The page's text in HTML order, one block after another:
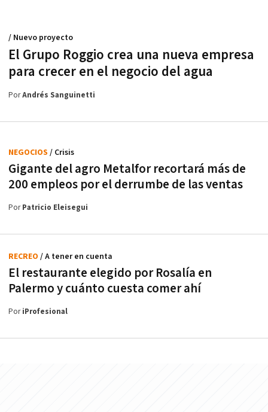
El Grupo Roggio crea una nueva empresa
para crecer en el negocio del agua
/ Nuevo proyecto
PorAndrés Sanguinetti
Gigante del agro Metalfor recortará más de
200 empleos por el derrumbe de las ventas
NEGOCIOS / Crisis
PorPatricio Eleisegui
El restaurante elegido por Rosalía en
Palermo y cuánto cuesta comer ahí
RECREO / A tener en cuenta
PoriProfesional